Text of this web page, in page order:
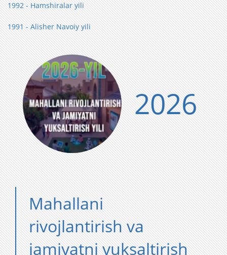
1992 - Hamshiralar yili
1991 - Alisher Navoiy yili
2026
Mahallani
rivojlantirish va
jamiyatni yuksaltirish